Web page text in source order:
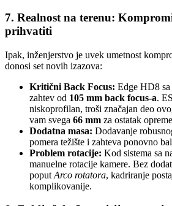
7. Realnost na terenu:
prihvatiti
Ipak, inženjerstvo je uvek umetnost
donosi set novih izazova:
Kritični Back Focus: Edge HD8
zahtev od 105 mm back focus-a.
niskoprofilan, troši značajan deo
vam svega 66 mm za ostatak
Dodatna masa: Dodavanje
pomera težište i zahteva ponovno
Problem rotacije: Kod sistema sa
manuelne rotacije kamere. Bez
poput Arco rotatora, kadriranje
komplikovanije.